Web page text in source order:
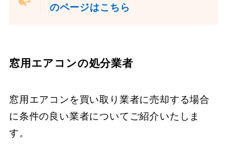
のページはこちら
窓用エアコンの処分業者
窓用エアコンを買い取り業者に売却する場合
に条件の良い業者についてご紹介いたしま
す。